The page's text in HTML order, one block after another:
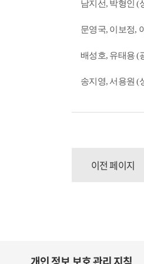
남지선, 박형인 (
문영국, 이보정,
배성호, 유태용 (
송지영, 서용원 (
이전 페이지